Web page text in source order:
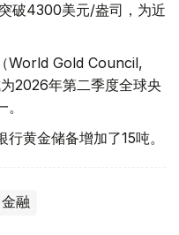
破4300美元/盎司，为近
World Gold Council,
2026年第二季度全球央
黄金储备增加了15吨。
金融